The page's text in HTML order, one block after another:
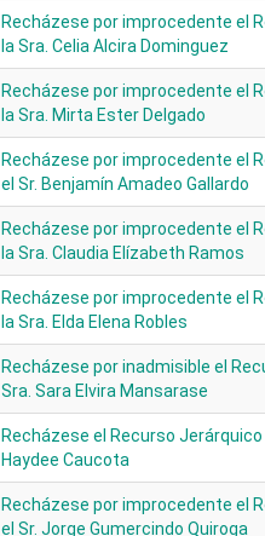
Recházese por improcedente el
la Sra. Celia Alcira Dominguez
Recházese por improcedente el
la Sra. Mirta Ester Delgado
Recházese por improcedente el
el Sr. Benjamín Amadeo Gallardo
Recházese por improcedente el
la Sra. Claudia Elízabeth Ramos
Recházese por improcedente el
la Sra. Elda Elena Robles
Recházese por inadmisible el
Sra. Sara Elvira Mansarase
Recházese el Recurso
Haydee Caucota
Recházese por improcedente el
el Sr. Jorge Gumercindo Quiroga